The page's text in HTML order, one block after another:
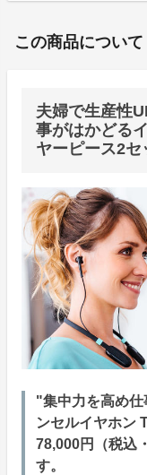
この商品について
夫婦で生産性
事がはかどる
ヤーピース2セ
"集中力を高め
ンセルイヤホン
78,000円（税込
す。